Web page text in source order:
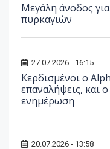
Μεγάλη άνοδος
πυρκαγιών
27.07.2026 - 16:15
Κερδισμένοι ο
επαναλήψεις, και
ενημέρωση
20.07.2026 - 13:58